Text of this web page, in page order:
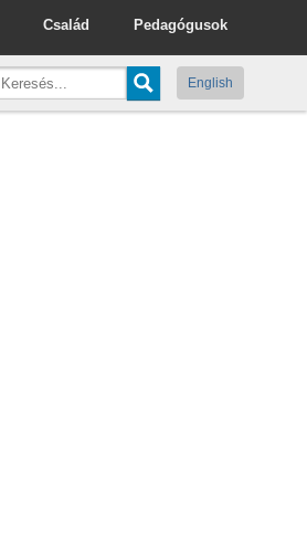
Pedagógusok
Család
English